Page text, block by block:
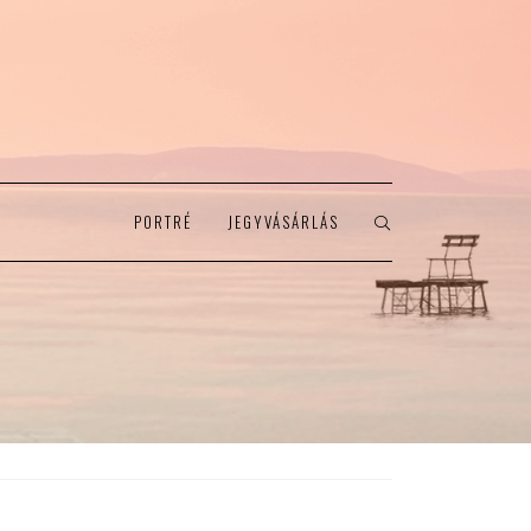
PORTRÉ JEGYVÁSÁRLÁS